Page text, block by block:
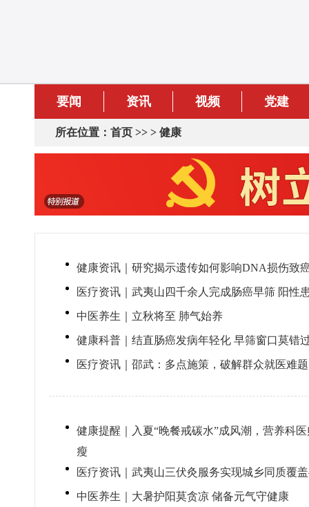
要闻 资讯 视频 党建
所在位置： 首页 >> > 健康
健康资讯｜研究揭示遗传如何影响DNA损伤致
医疗资讯｜武夷山四千余人完成肠癌早筛 阳性
中医养生｜立秋将至 肺气始养
健康科普｜结直肠癌发病年轻化 早筛窗口莫错
医疗资讯｜邵武：多点施策，破解群众就医难题
健康提醒｜入夏“晚餐戒碳水”成风潮，营养科
瘦
医疗资讯｜武夷山三伏灸服务实现城乡同质覆
中医养生｜大暑护阳莫贪凉 储备元气守健康